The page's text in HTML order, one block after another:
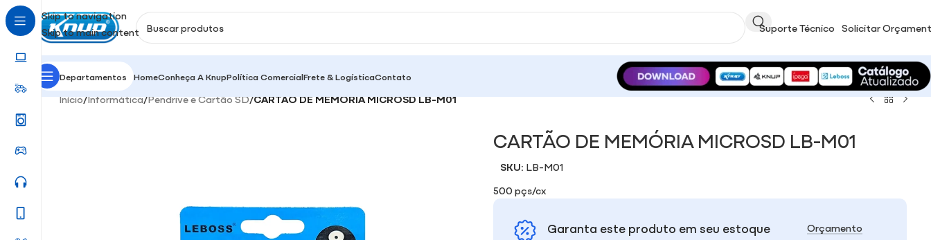
Skip to navigation
Skip to main content
Suporte Técnico Solicitar
Departamentos HomeConheça A KnupPolítica ComercialFrete & LogísticaContato
Início/Informática/Pendrive e Cartão SD/CARTÃO DE MEMÓRIA MICROSD LB-M01
CARTÃO DE MEMÓRIA MICROSD LB-M01
SKU: LB-M01
500 pçs/cx
Garanta este produto em seu estoque Orçamento